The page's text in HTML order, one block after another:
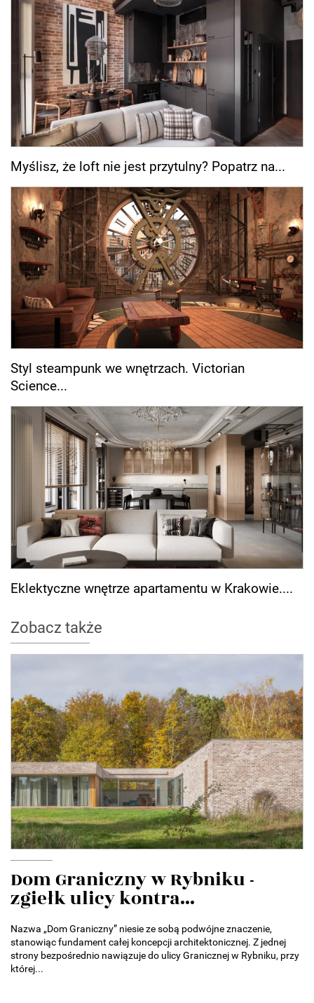
Myślisz, że loft nie jest przytulny? Popatrz na...
Styl steampunk we wnętrzach. Victorian
Science...
Eklektyczne wnętrze apartamentu w Krakowie....
Zobacz także
Dom Graniczny w Rybniku -
zgiełk ulicy kontra...
Nazwa „Dom Graniczny” niesie ze sobą podwójne znaczenie,
stanowiąc fundament całej koncepcji architektonicznej. Z jednej
strony bezpośrednio nawiązuje do ulicy Granicznej w Rybniku, przy
której...